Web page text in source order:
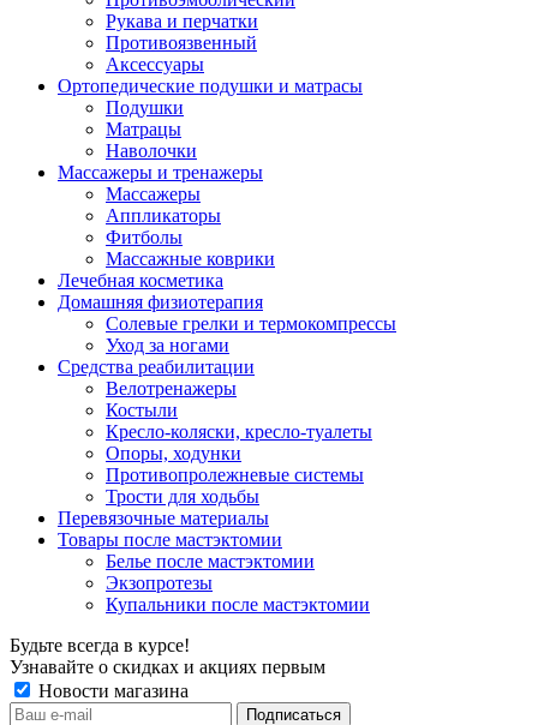
Рукава и перчатки
Противоязвенный
Аксессуары
Ортопедические подушки и матрасы
Подушки
Матрацы
Наволочки
Массажеры и тренажеры
Массажеры
Аппликаторы
Фитболы
Массажные коврики
Лечебная косметика
Домашняя физиотерапия
Солевые грелки и термокомпрессы
Уход за ногами
Средства реабилитации
Велотренажеры
Костыли
Кресло-коляски, кресло-туалеты
Опоры, ходунки
Противопролежневые системы
Трости для ходьбы
Перевязочные материалы
Товары после мастэктомии
Белье после мастэктомии
Экзопротезы
Купальники после мастэктомии
Будьте всегда в курсе!
Узнавайте о скидках и акциях первым
Новости магазина